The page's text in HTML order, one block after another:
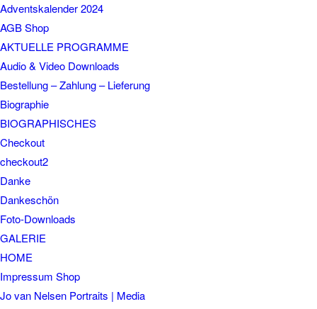
Adventskalender 2024
AGB Shop
AKTUELLE PROGRAMME
Audio & Video Downloads
Bestellung – Zahlung – Lieferung
Biographie
BIOGRAPHISCHES
Checkout
checkout2
Danke
Dankeschön
Foto-Downloads
GALERIE
HOME
Impressum Shop
Jo van Nelsen Portraits | Media